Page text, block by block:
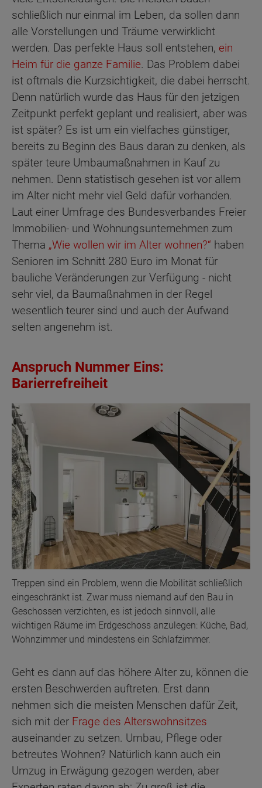
schließlich nur einmal im Leben, da sollen dann
alle Vorstellungen und Träume verwirklicht
werden. Das perfekte Haus soll entstehen, ein
Heim für die ganze Familie. Das Problem dabei
ist oftmals die Kurzsichtigkeit, die dabei herrscht.
Denn natürlich wurde das Haus für den jetzigen
Zeitpunkt perfekt geplant und realisiert, aber was
ist später? Es ist um ein vielfaches günstiger,
bereits zu Beginn des Baus daran zu denken, als
später teure Umbaumaßnahmen in Kauf zu
nehmen. Denn statistisch gesehen ist vor allem
im Alter nicht mehr viel Geld dafür vorhanden.
Laut einer Umfrage des Bundesverbandes Freier
Immobilien- und Wohnungsunternehmen zum
Thema „Wie wollen wir im Alter wohnen?“ haben
Senioren im Schnitt 280 Euro im Monat für
bauliche Veränderungen zur Verfügung - nicht
sehr viel, da Baumaßnahmen in der Regel
wesentlich teurer sind und auch der Aufwand
selten angenehm ist.
Anspruch Nummer Eins:
Barierrefreiheit
Treppen sind ein Problem, wenn die Mobilität schließlich
eingeschränkt ist. Zwar muss niemand auf den Bau in
Geschossen verzichten, es ist jedoch sinnvoll, alle
wichtigen Räume im Erdgeschoss anzulegen: Küche, Bad,
Wohnzimmer und mindestens ein Schlafzimmer.
Geht es dann auf das höhere Alter zu, können die
ersten Beschwerden auftreten. Erst dann
nehmen sich die meisten Menschen dafür Zeit,
sich mit der Frage des Alterswohnsitzes
auseinander zu setzen. Umbau, Pflege oder
betreutes Wohnen? Natürlich kann auch ein
Umzug in Erwägung gezogen werden, aber